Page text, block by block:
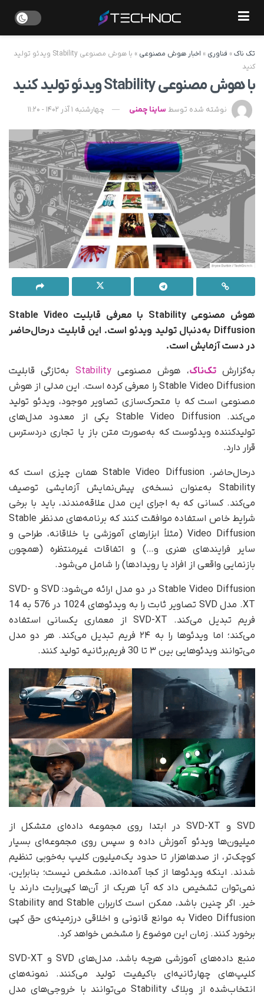
تک ناک» فناوری » اخبار هوش مصنوعی »
با هوش مصنوعی Stability ویدئو تولید
کنید
با هوش مصنوعی Stability ویدئو تولید کنید
نوشته شده توسط ساینا چمنی چهارشنبه 1 آذر 1402 - 11:20
هوش مصنوعی Stability با معرفی قابلیت Stable Video
Diffusion به‌دنبال تولید ویدئو است. این قابلیت درحال‌حاضر
در دست آزمایش است.
به‌گزارشتک‌ناک، هوش مصنوعیStability به‌تازگی قابلیت
Stable Video Diffusion را معرفی کرده است. این مدلی از هوش
مصنوعی است که با متحرک‌سازی تصاویر موجود، ویدئو تولید
می‌کند. Stable Video Diffusion یکی از معدود مدل‌های
تولیدکننده ویدئوست که به‌صورت متن باز یا تجاری در‌دسترس
قرار دارد.
در‌حال‌حاضر، Stable Video Diffusion همان چیزی است که
Stability به‌عنوان نسخه‌ی پیش‌نمایش آزمایشی توصیف
می‌کند. کسانی که به اجرای این مدل علاقه‌مندند، باید با برخی
شرایط خاص استفاده موافقت کنند که برنامه‌های مدنظر Stable
Video Diffusion (مثلاً ابزارهای آموزشی یا خلاقانه، طراحی و
سایر فرایندهای هنری و…) و اتفاقات غیرمنتظره (‌همچون
بازنمایی واقعی از افراد یا رویدادها) را شامل می‌شود.
Stable Video Diffusion در دو مدل ارائه می‌شود: SVD و SVD-
XT. مدل SVD تصاویر ثابت را به ویدئوهای 1024 در 576 به 14
فریم تبدیل می‌کند. SVD-XT از معماری یکسانی استفاده
می‌کند؛ اما ویدئوها را به ۲۴ فریم تبدیل می‌کند. هر دو مدل
می‌توانند ویدئوهایی بین ۳ تا 30 فریم‌برثانیه تولید کنند.
SVD و SVD-XT در ابتدا روی مجموعه داده‌ای متشکل از
میلیون‌ها ویدئو آموزش داده و سپس روی مجموعه‌ای بسیار
کوچک‌تر، از صدها‌هزار تا حدود یک‌میلیون کلیپ به‌خوبی تنظیم
شدند. اینکه ویدئوها از کجا آمده‌اند، مشخص نیست؛ بنابراین،
نمی‌توان تشخیص داد که آیا هر‌یک از آن‌ها کپی‌رایت دارند یا
خیر. اگر چنین باشد، ممکن است کاربران Stability and Stable
Video Diffusion به موانع قانونی و اخلاقی درزمینه‌ی حق کپی
برخورد کنند. زمان این موضوع را مشخص خواهد کرد.
منبع داده‌های آموزشی هرچه باشد، مدل‌های SVD و SVD-XT
کلیپ‌های چهار‌ثانیه‌ای با‌کیفیت تولید می‌کنند. نمونه‌های
انتخاب‌شده از وبلاگ Stability می‌توانند با خروجی‌های مدل